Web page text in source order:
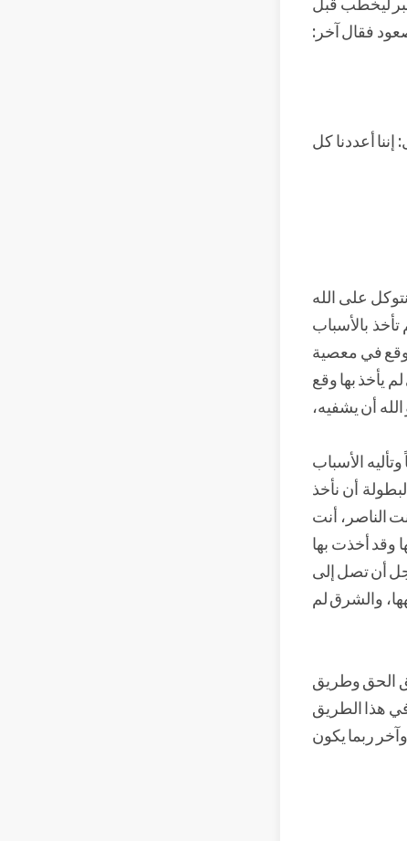
فقال آخر:
أعددنا كل
على الله
تأخذ بالأسباب
وقع في معصية
يأخذ بها وقع
أن يشفيه،
الأسباب
أن نأخذ
الناصر، أنت
وقد أخذت بها
أن تصل إلى
والشرق لم
الحق وطريق
في هذا الطريق
ربما يكون